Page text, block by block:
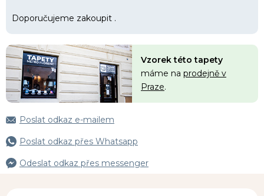
Doporučujeme zakoupit .
Vzorek této tapety
máme na prodejně v
Praze.
Poslat odkaz e-mailem
Poslat odkaz přes Whatsapp
Odeslat odkaz přes messenger